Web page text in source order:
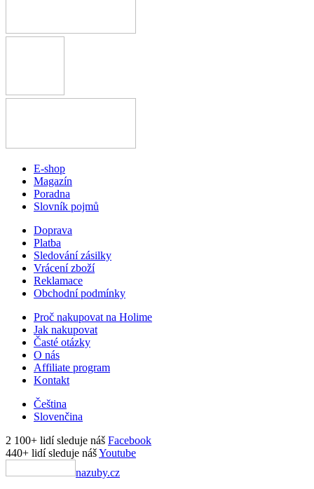
E-shop
Magazín
Poradna
Slovník pojmů
Doprava
Platba
Sledování zásilky
Vrácení zboží
Reklamace
Obchodní podmínky
Proč nakupovat na Holime
Jak nakupovat
Časté otázky
O nás
Affiliate program
Kontakt
Čeština
Slovenčina
2 100+ lidí sleduje náš Facebook
440+ lidí sleduje nášYoutube
nazuby.cz